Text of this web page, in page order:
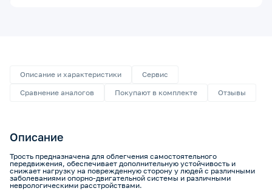
Описание и характеристики
Сервис
Сравнение аналогов
Покупают в комплекте Отзывы
Описание
Трость предназначена для облегчения самостоятельного
передвижения, обеспечивает дополнительную устойчивость и
снижает нагрузку на поврежденную сторону у людей с различными
заболеваниями опорно-двигательной системы и различными
неврологическими расстройствами.